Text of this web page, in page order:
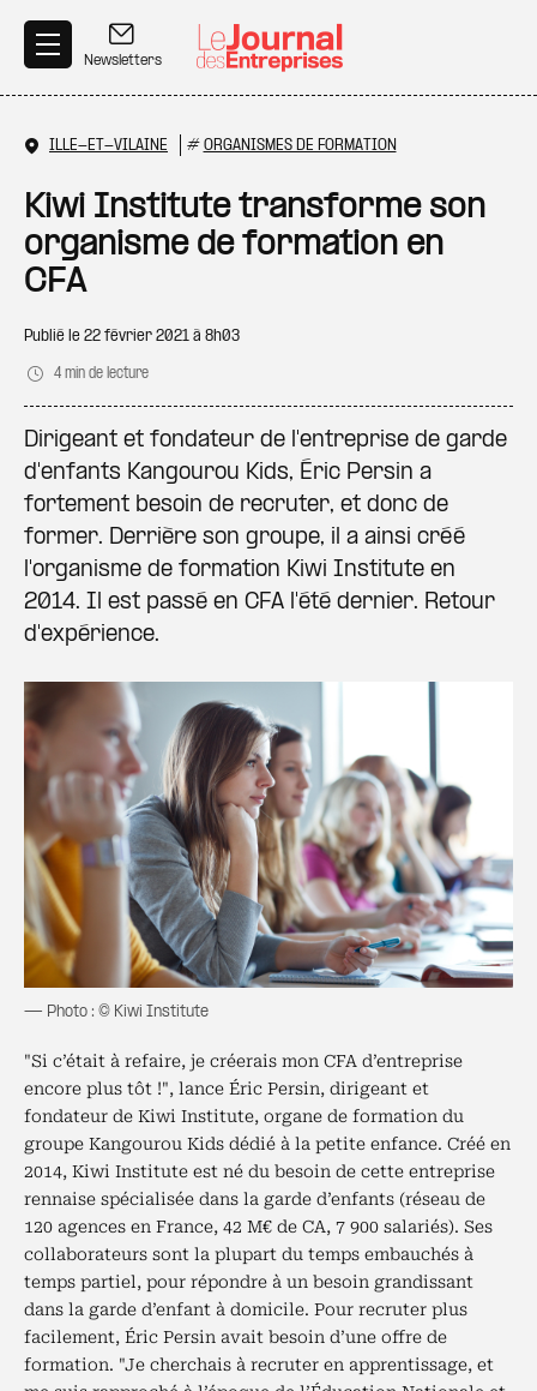
Newsletters
ILLE-ET-VILAINE # ORGANISMES DE FORMATION
Kiwi Institute transforme son
organisme de formation en
CFA
Publié le 22 février 2021 à 8h03
4 min de lecture
Dirigeant et fondateur de l'entreprise de garde
d'enfants Kangourou Kids, Éric Persin a
fortement besoin de recruter, et donc de
former. Derrière son groupe, il a ainsi créé
l'organisme de formation Kiwi Institute en
2014. Il est passé en CFA l'été dernier. Retour
d'expérience.
— Photo : © Kiwi Institute
"Si c’était à refaire, je créerais mon CFA d’entreprise
encore plus tôt !", lance Éric Persin, dirigeant et
fondateur de Kiwi Institute, organe de formation du
groupe Kangourou Kids dédié à la petite enfance. Créé en
2014, Kiwi Institute est né du besoin de cette entreprise
rennaise spécialisée dans la garde d’enfants (réseau de
120 agences en France, 42 M€ de CA, 7 900 salariés). Ses
collaborateurs sont la plupart du temps embauchés à
temps partiel, pour répondre à un besoin grandissant
dans la garde d’enfant à domicile. Pour recruter plus
facilement, Éric Persin avait besoin d’une offre de
formation. "Je cherchais à recruter en apprentissage, et